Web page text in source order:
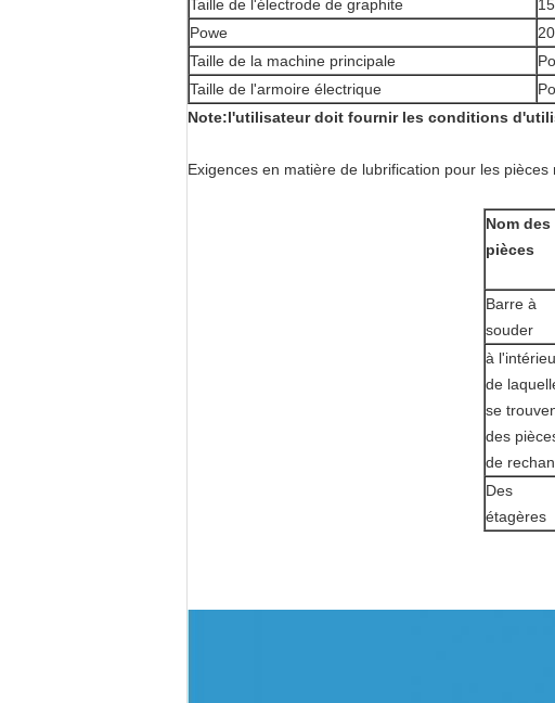
Taille de l'électrode de graphite
Powe
Taille de la machine principale
Taille de l'armoire électrique
Note:l'utilisateur doit fournir les conditions
Exigences en matière de lubrification pour les
Nom des
pièces
Barre à
souder
à
de
se
des
de
Des
étagères